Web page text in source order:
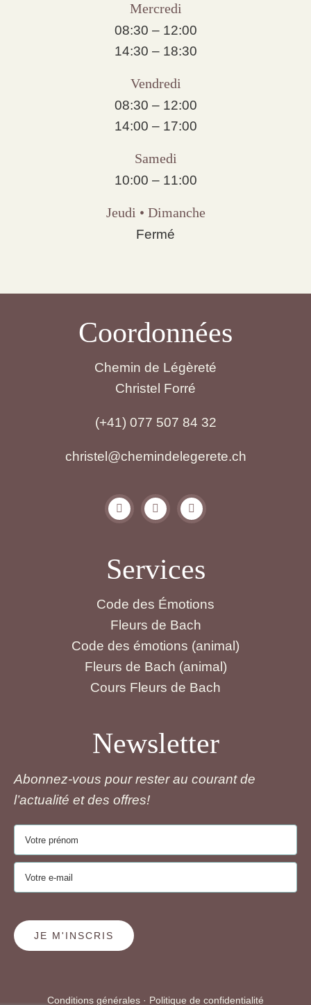
Mercredi
08:30 – 12:00
14:30 – 18:30
Vendredi
08:30 – 12:00
14:00 – 17:00
Samedi
10:00 – 11:00
Jeudi • Dimanche
Fermé
Coordonnées
Chemin de Légèreté
Christel Forré
(+41) 077 507 84 32
christel@chemindelegerete.ch
Services
Code des Émotions
Fleurs de Bach
Code des émotions (animal)
Fleurs de Bach (animal)
Cours Fleurs de Bach
Newsletter
Abonnez-vous pour rester au courant de
l’actualité et des offres!
JE M'INSCRIS
Conditions générales · Politique de confidentialité